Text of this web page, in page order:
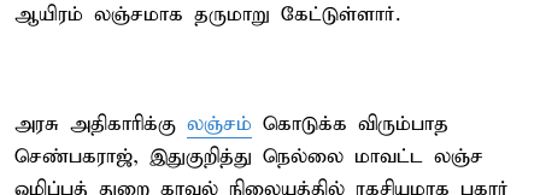
ஆயிரம் லஞ்சமாக தருமாறு கேட்டுள்ளார்.
அரசு அதிகாரிக்கு லஞ்சம் கொடுக்க விரும்பாத
செண்பகராஜ், இதுகுறித்து நெல்லை மாவட்ட லஞ்ச
ஒழிப்புத் துறை காவல் நிலையத்தில் ரகசியமாக புகார்